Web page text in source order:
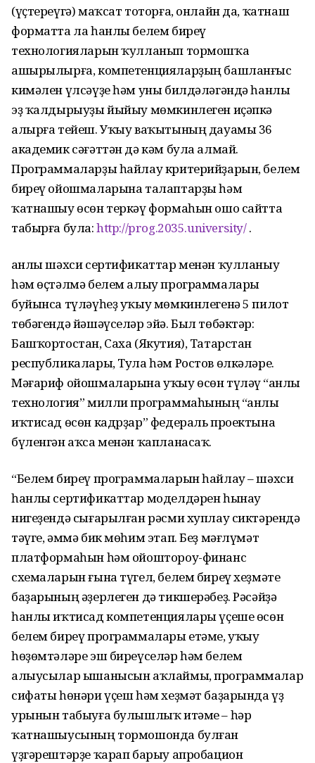
(үҫтереүгә) маҡсат тоторға, онлайн да, ҡатнаш
форматта ла һанлы белем биреү
технологияларын ҡулланып тормошҡа
ашырылырға, компетенцияларҙың башланғыс
кимәлен үлсәүҙе һәм уны билдәләгәндә һанлы
эҙ ҡалдырыуҙы йыйыу мөмкинлеген иҫәпкә
алырға тейеш. Уҡыу ваҡытының дауамы 36
академик сәғәттән дә кәм була алмай.
Программаларҙы һайлау критерийҙарын, белем
биреү ойошмаларына талаптарҙы һәм
ҡатнашыу өсөн теркәү формаһын ошо сайтта
табырға була:http://prog.2035.university/.
Һанлы шәхси сертификаттар менән ҡулланыу
һәм өҫтәлмә белем алыу программалары
буйынса түләүһеҙ уҡыу мөмкинлегенә 5 пилот
төбәгендә йәшәүселәр эйә. Был төбәктәр:
Башҡортостан, Саха (Якутия), Татарстан
республикалары, Тула һәм Ростов өлкәләре.
Мәғариф ойошмаларына уҡыу өсөн түләү “Һанлы
технология” милли программаһының “Һанлы
иҡтисад өсөн кадрҙар” федераль проектына
бүленгән аҡса менән ҡапланасаҡ.
“Белем биреү программаларын һайлау – шәхси
һанлы сертификаттар моделдәрен һынау
нигеҙендә сығарылған рәсми хуплау сиктәрендә
тәүге, әммә бик мөһим этап. Беҙ мәғлүмәт
платформаһын һәм ойоштороу-финанс
схемаларын ғына түгел, белем биреү хеҙмәте
баҙарының әҙерлеген дә тикшерәбеҙ. Рәсәйҙә
һанлы иҡтисад компетенциялары үҫеше өсөн
белем биреү программалары етәме, уҡыу
һөҙөмтәләре эш биреүселәр һәм белем
алыусылар ышанысын аҡлаймы, программалар
сифаты һөнәри үҫеш һәм хеҙмәт баҙарында үҙ
урынын табыуға булышлыҡ итәме – һәр
ҡатнашыусының тормошонда булған
үҙгәрештәрҙе ҡарап барыу апробацион